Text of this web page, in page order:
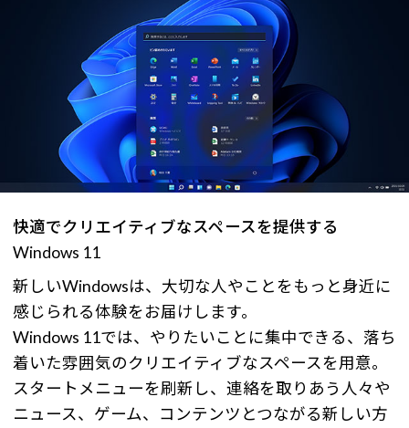
快適でクリエイティブなスペースを提供する
Windows 11
新しいWindowsは、大切な人やことをもっと身近に
感じられる体験をお届けします。
Windows 11では、やりたいことに集中できる、落ち
着いた雰囲気のクリエイティブなスペースを用意。
スタートメニューを刷新し、連絡を取りあう人々や
ニュース、ゲーム、コンテンツとつながる新しい方